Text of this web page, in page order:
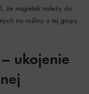
że nagietek należy do
na rośliny z tej grupy
– ukojenie